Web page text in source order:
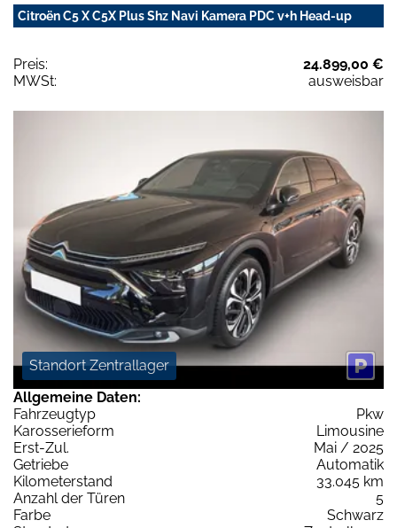
Citroën C5 X C5X Plus Shz Navi Kamera PDC v+h Head-up
Preis:
24.899,00 €
MWSt:
ausweisbar
Standort Zentrallager
Allgemeine Daten:
Fahrzeugtyp
Pkw
Karosserieform
Limousine
Erst-Zul.
Mai / 2025
Getriebe
Automatik
Kilometerstand
33.045 km
Anzahl der Türen
5
Farbe
Schwarz